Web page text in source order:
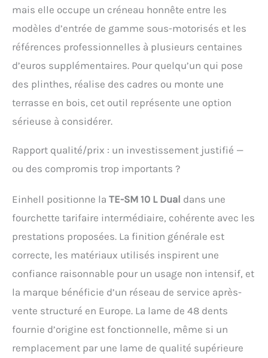
mais elle occupe un créneau honnête entre les
modèles d’entrée de gamme sous-motorisés et les
références professionnelles à plusieurs centaines
d’euros supplémentaires. Pour quelqu’un qui pose
des plinthes, réalise des cadres ou monte une
terrasse en bois, cet outil représente une option
sérieuse à considérer.
Rapport qualité/prix : un investissement justifié —
ou des compromis trop importants ?
Einhell positionne la TE-SM 10 L Dual dans une
fourchette tarifaire intermédiaire, cohérente avec les
prestations proposées. La finition générale est
correcte, les matériaux utilisés inspirent une
confiance raisonnable pour un usage non intensif, et
la marque bénéficie d’un réseau de service après-
vente structuré en Europe. La lame de 48 dents
fournie d’origine est fonctionnelle, même si un
remplacement par une lame de qualité supérieure